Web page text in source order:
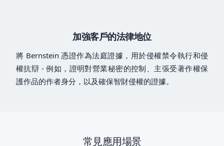
加強客戶的法律地位
將 Bernstein 憑證作為法庭證據，用於侵權禁令執行和侵
權抗辯 - 例如，證明對營業秘密的控制、主張受著作權保
護作品的作者身分，以及確保智財侵權的證據。
常見應用場景